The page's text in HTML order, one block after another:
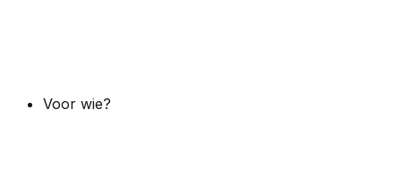
Voor wie?